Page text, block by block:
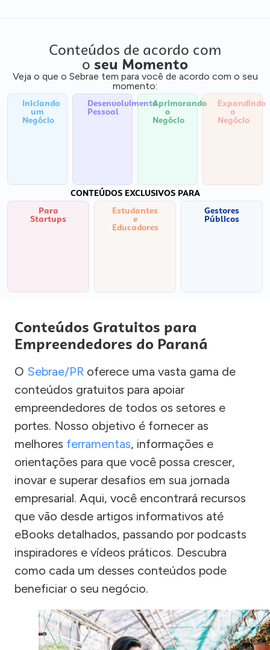
Conteúdos de acordo com
o seu Momento
Veja o que o Sebrae tem para você de acordo com o seu
momento:
Iniciando
um
Negócio
Desenvolvimento
Pessoal
Aprimorando
o
Negócio
Expandindo
o
Negócio
CONTEÚDOS EXCLUSIVOS PARA
Para
Startups
Estudantes
e
Educadores
Gestores
Públicos
Conteúdos Gratuitos para
Empreendedores do Paraná
O Sebrae/PR oferece uma vasta gama de
conteúdos gratuitos para apoiar
empreendedores de todos os setores e
portes. Nosso objetivo é fornecer as
melhores ferramentas, informações e
orientações para que você possa crescer,
inovar e superar desafios em sua jornada
empresarial. Aqui, você encontrará recursos
que vão desde artigos informativos até
eBooks detalhados, passando por podcasts
inspiradores e vídeos práticos. Descubra
como cada um desses conteúdos pode
beneficiar o seu negócio.